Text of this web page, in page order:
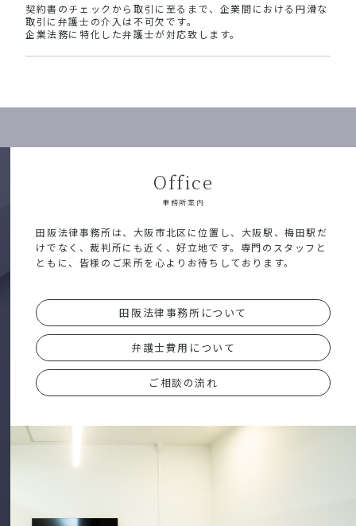
契約書のチェックから取引に至るまで、企業間における円滑な
取引に弁護士の介入は不可欠です。
企業法務に特化した弁護士が対応致します。
Office
事務所案内
田阪法律事務所は、大阪市北区に位置し、大阪駅、梅田駅だ
けでなく、裁判所にも近く、好立地です。専門のスタッフと
ともに、皆様のご来所を心よりお待ちしております。
田阪法律事務所について
弁護士費用について
ご相談の流れ